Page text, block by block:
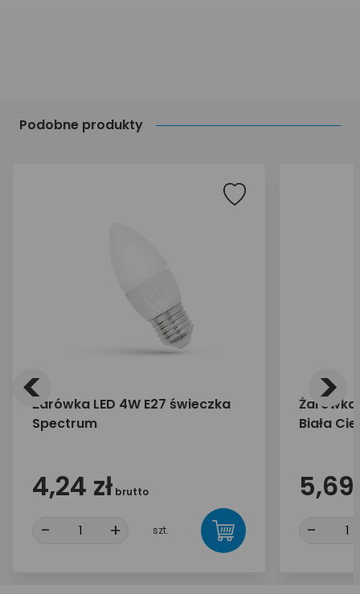
Podobne produkty
Żarówka LED 4W E27 świeczka
Spectrum
4,24 zł brutto
- + szt.
Żarówka
Biała
5,69
-
< >